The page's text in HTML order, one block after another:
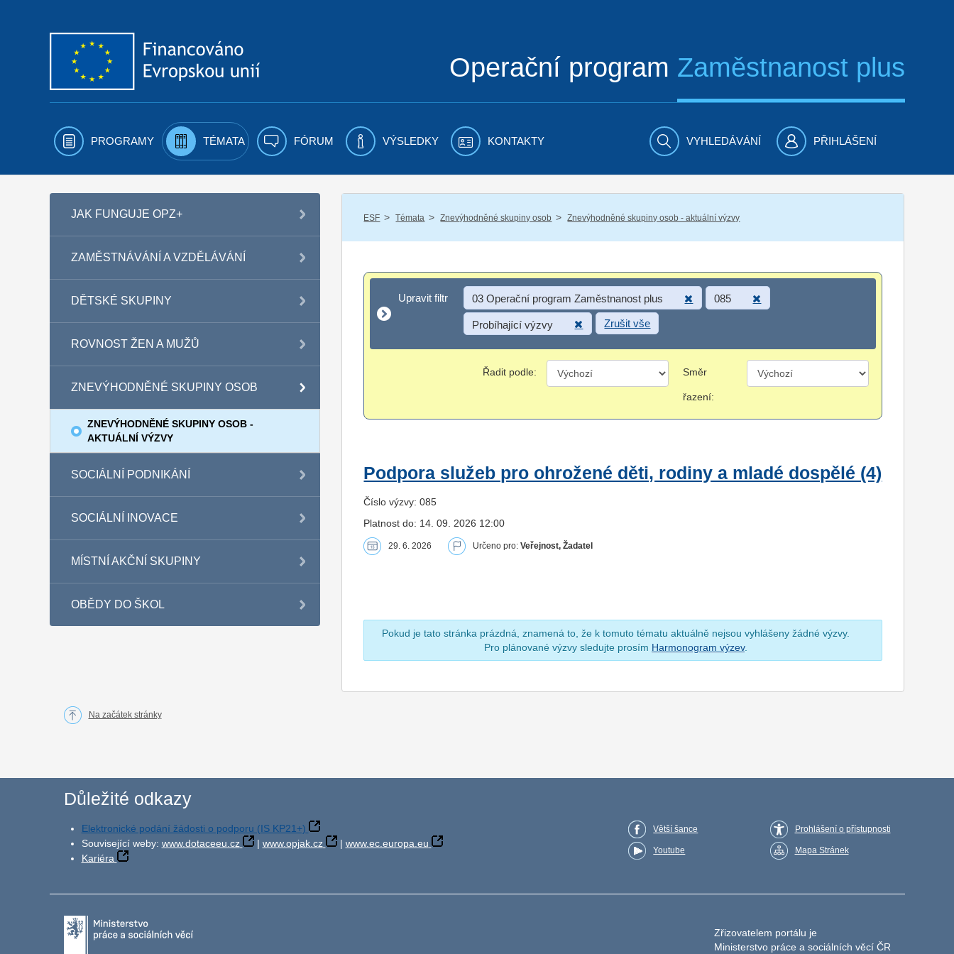
Operační program Zaměstnanost plus
PROGRAMY TÉMATA FÓRUM VÝSLEDKY KONTAKTY VYHLEDÁVÁNÍ PŘIHLÁŠENÍ
JAK FUNGUJE OPZ+
ZAMĚSTNÁVÁNÍ A VZDĚLÁVÁNÍ
DĚTSKÉ SKUPINY
ROVNOST ŽEN A MUŽŮ
ZNEVÝHODNĚNÉ SKUPINY OSOB
ZNEVÝHODNĚNÉ SKUPINY OSOB -
AKTUÁLNÍ VÝZVY
SOCIÁLNÍ PODNIKÁNÍ
SOCIÁLNÍ INOVACE
MÍSTNÍ AKČNÍ SKUPINY
OBĚDY DO ŠKOL
ESF / Témata / Znevýhodněné skupiny osob / Znevýhodněné skupiny osob - aktuální výzvy
Upravit filtr
Upravit filtr 03 Operační program Zaměstnanost plus 085
Probíhající výzvy Zrušit vše
Řadit podle: Směr
řazení:
Podpora služeb pro ohrožené děti, rodiny a mladé dospělé (4)
Číslo výzvy: 085
Platnost do: 14. 09. 2026 12:00
29. 6. 2026 Určeno pro:Veřejnost, Žadatel
Pokud je tato stránka prázdná, znamená to, že k tomuto tématu aktuálně nejsou vyhlášeny žádné výzvy.
Pro plánované výzvy sledujte prosím Harmonogram výzev.
Na začátek stránky
Důležité odkazy
Elektronické podání žádosti o podporu (IS KP21+)
Související weby: www.dotaceeu.cz | www.opjak.cz | www.ec.europa.eu
Kariéra
Větší šance
Youtube
Prohlášení o přístupnosti
Mapa Stránek
Zřizovatelem portálu je
Ministerstvo práce a sociálních věcí ČR